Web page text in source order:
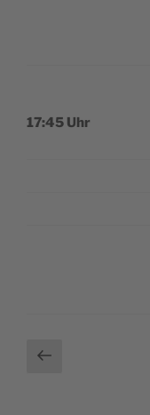
17:45 Uhr
Pagination
Page